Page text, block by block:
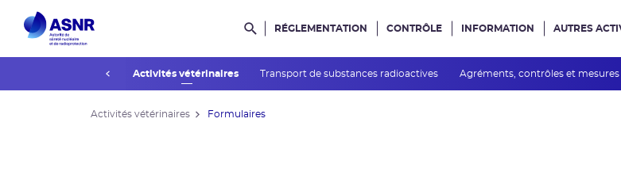
Rechercher dans le site
RÉGLEMENTATION CONTRÔLE INFORMATION AUTRES
Activités industrielles Activités vétérinaires Transport de substances radioactives Agréments, contrôles et mesures
Activités vétérinaires Formulaires